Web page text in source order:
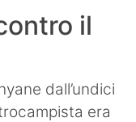
il
dall’undici
era